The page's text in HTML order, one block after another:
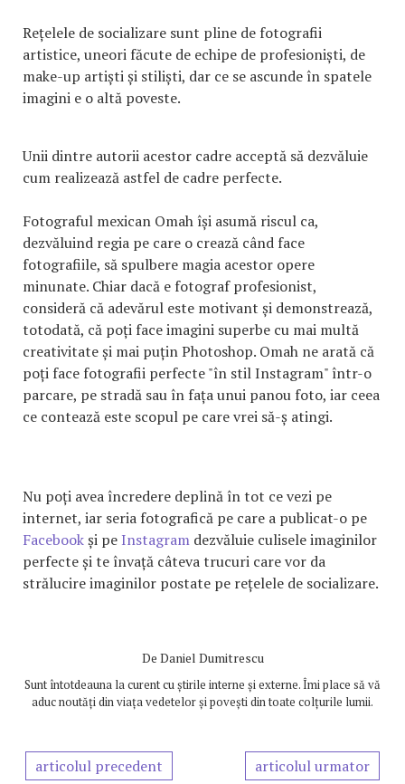
Rețelele de socializare sunt pline de fotografii
artistice, uneori făcute de echipe de profesioniști, de
make-up artiști și stiliști, dar ce se ascunde în spatele
imagini e o altă poveste.
Unii dintre autorii acestor cadre acceptă să dezvăluie
cum realizează astfel de cadre perfecte.
Fotograful mexican Omah își asumă riscul ca,
dezvăluind regia pe care o crează când face
fotografiile, să spulbere magia acestor opere
minunate. Chiar dacă e fotograf profesionist,
consideră că adevărul este motivant și demonstrează,
totodată, că poți face imagini superbe cu mai multă
creativitate și mai puțin Photoshop. Omah ne arată că
poți face fotografii perfecte "în stil Instagram" într-o
parcare, pe stradă sau în fața unui panou foto, iar ceea
ce contează este scopul pe care vrei să-ș atingi.
Nu poți avea încredere deplină în tot ce vezi pe
internet, iar seria fotografică pe care a publicat-o pe
Facebookși pe Instagram dezvăluie culisele imaginilor
perfecte și te învață câteva trucuri care vor da
strălucire imaginilor postate pe rețelele de socializare.
De Daniel Dumitrescu
Sunt întotdeauna la curent cu știrile interne și externe. Îmi place să vă
aduc noutăți din viața vedetelor și povești din toate colțurile lumii.
articolul precedent articolul urmator